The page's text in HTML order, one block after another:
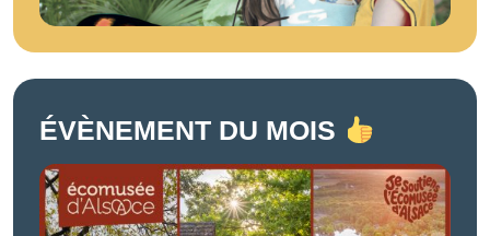
ÉVÈNEMENT DU MOIS